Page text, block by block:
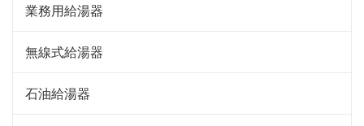
業務用給湯器
無線式給湯器
石油給湯器